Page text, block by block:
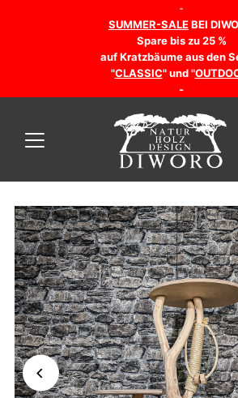
-
SUMMER-SALEBEI
Spare bis zu 25 %
auf Kratzbäume aus den
"CLASSIC" und "
-